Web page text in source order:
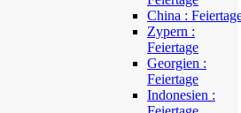
China :
Zypern :
Feiertage
Georgien :
Feiertage
Indonesien :